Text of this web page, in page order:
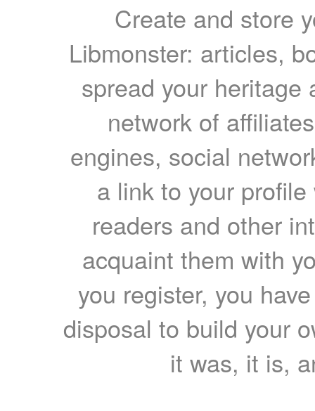
Create and store
Libmonster: articles,
spread your heritage
network of
engines, social
a link to your
readers and other
acquaint them with
you register, you
disposal to build your
it was, it is,